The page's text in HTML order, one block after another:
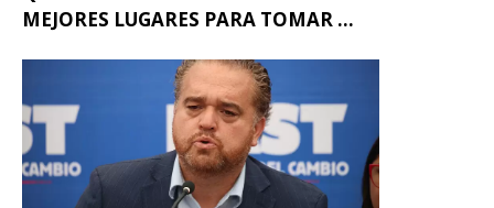
MEJORES LUGARES PARA TOMAR ...